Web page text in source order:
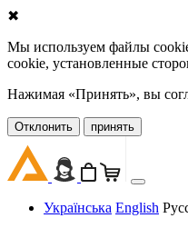
✖
Мы используем файлы
cookie, установленные
Нажимая «Принять», вы
Oтклонить принять
Українська English